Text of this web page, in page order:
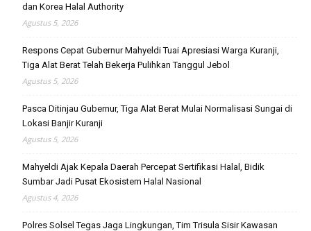
dan Korea Halal Authority
Agustus 5, 2026
Respons Cepat Gubernur Mahyeldi Tuai Apresiasi Warga Kuranji,
Tiga Alat Berat Telah Bekerja Pulihkan Tanggul Jebol
Agustus 5, 2026
Pasca Ditinjau Gubernur, Tiga Alat Berat Mulai Normalisasi Sungai di
Lokasi Banjir Kuranji
Agustus 5, 2026
Mahyeldi Ajak Kepala Daerah Percepat Sertifikasi Halal, Bidik
Sumbar Jadi Pusat Ekosistem Halal Nasional
Agustus 4, 2026
Polres Solsel Tegas Jaga Lingkungan, Tim Trisula Sisir Kawasan